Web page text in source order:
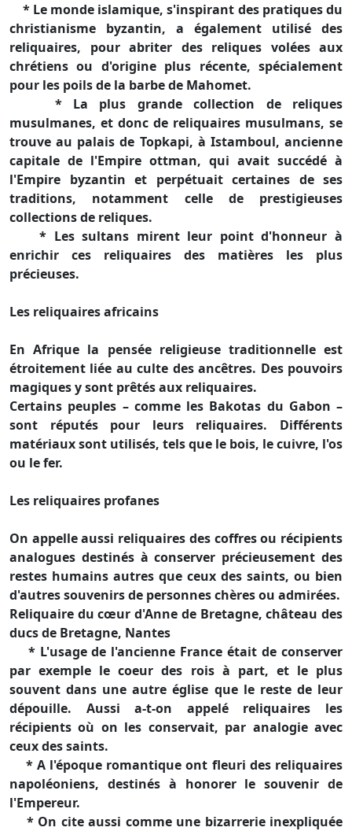
* Le monde islamique, s'inspirant des pratiques du
christianisme byzantin, a également utilisé des
reliquaires, pour abriter des reliques volées aux
chrétiens ou d'origine plus récente, spécialement
pour les poils de la barbe de Mahomet.
* La plus grande collection de reliques
musulmanes, et donc de reliquaires musulmans, se
trouve au palais de Topkapi, à Istamboul, ancienne
capitale de l'Empire ottman, qui avait succédé à
l'Empire byzantin et perpétuait certaines de ses
traditions, notamment celle de prestigieuses
collections de reliques.
* Les sultans mirent leur point d'honneur à
enrichir ces reliquaires des matières les plus
précieuses.
Les reliquaires africains
En Afrique la pensée religieuse traditionnelle est
étroitement liée au culte des ancêtres. Des pouvoirs
magiques y sont prêtés aux reliquaires.
Certains peuples – comme les Bakotas du Gabon –
sont réputés pour leurs reliquaires. Différents
matériaux sont utilisés, tels que le bois, le cuivre, l'os
ou le fer.
Les reliquaires profanes
On appelle aussi reliquaires des coffres ou récipients
analogues destinés à conserver précieusement des
restes humains autres que ceux des saints, ou bien
d'autres souvenirs de personnes chères ou admirées.
Reliquaire du cœur d'Anne de Bretagne, château des
ducs de Bretagne, Nantes
* L'usage de l'ancienne France était de conserver
par exemple le coeur des rois à part, et le plus
souvent dans une autre église que le reste de leur
dépouille. Aussi a-t-on appelé reliquaires les
récipients où on les conservait, par analogie avec
ceux des saints.
* A l'époque romantique ont fleuri des reliquaires
napoléoniens, destinés à honorer le souvenir de
l'Empereur.
* On cite aussi comme une bizarrerie inexpliquée